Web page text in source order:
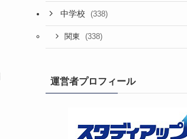
中学校 (338)
関東 (338)
運営者プロフィール